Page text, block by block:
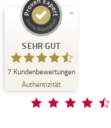
SEHR GUT
7 Kundenbewertungen
Authentizität
Kundenbewertungen und
Schloss-Schule
SEHR GUT
4,67
/
5,00